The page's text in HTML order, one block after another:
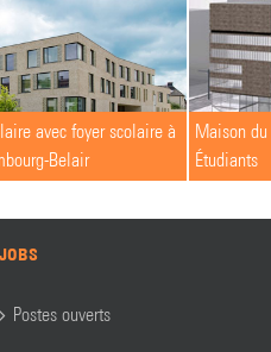
avec foyer scolaire à
Belair
Maison
Étudiants
JOBS
Postes ouverts